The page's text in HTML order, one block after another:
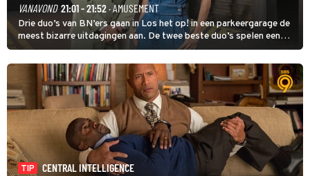
VANAVOND 21:01 - 21:52· AMUSEMENT
Drie duo’s van BN’ers gaan in Los het op! in een parkeergarage de
meest bizarre uitdagingen aan. De twee beste duo’s spelen een
onderlinge finale. Met in deze aflevering onder anderen cabaretiers
Nabil Aoulad Ayad en Annick Boer.
TIP
CENTRAL INTELLIGENCE